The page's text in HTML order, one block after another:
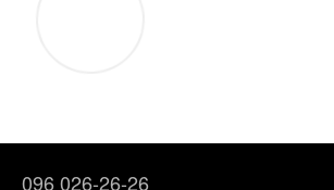
096 026-26-26